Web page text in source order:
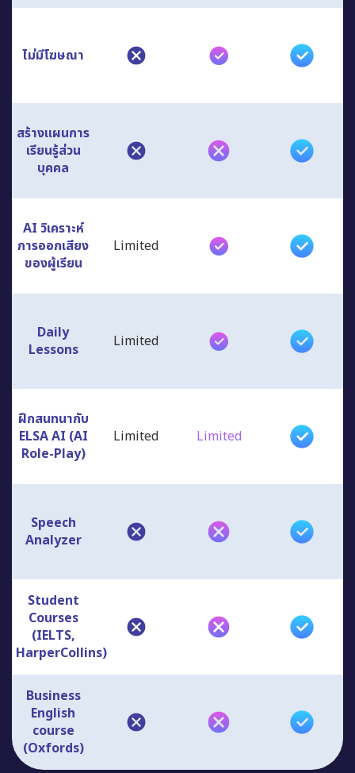
ไม่มีโฆษณา
สร้างแผนการ
เรียนรู้ส่วน
บุคคล
AI วิเคราะห์
การออกเสียง
ของผู้เรียน
Limited
Daily
Lessons
Limited
ฝึกสนทนากับ
ELSA AI (AI
Role-Play)
Limited Limited
Speech
Analyzer
Student
Courses
(IELTS,
HarperCollins)
Business
English
course
(Oxfords)